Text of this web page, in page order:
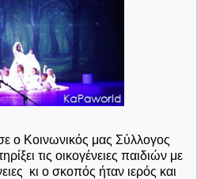
ο Κοινωνικός μας Σύλλογος
τις οικογένειες παιδιών με
κι ο σκοπός ήταν ιερός και